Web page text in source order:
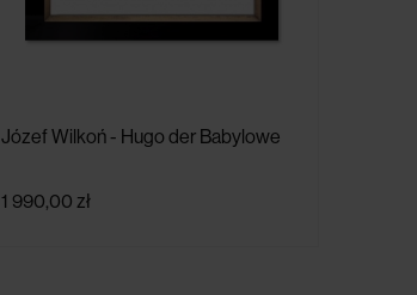
Józef Wilkoń - Hugo der Babylowe
1 990,00 zł